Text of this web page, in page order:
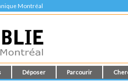
Montréal
Déposer Parcourir